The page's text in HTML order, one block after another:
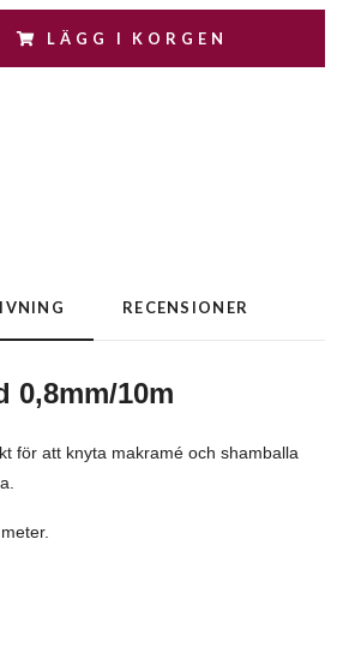
LÄGG I KORGEN
RECENSIONER
0,8mm/10m
för att knyta makramé och shamballa